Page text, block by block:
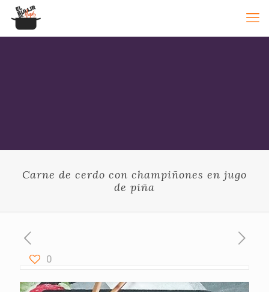
Carne de cerdo con champiñones en jugo
de piña
0